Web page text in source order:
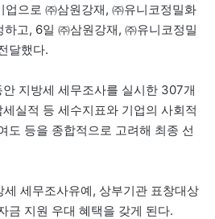
업으로 ㈜삼원강재, ㈜유니코정밀화
고, 6일 ㈜삼원강재, ㈜유니코정밀
달했다.
지방세 세무조사를 실시한 307개
실적 등 세수지표와 기업의 사회적
도 등을 종합적으로 고려해 최종 선
세무조사유예, 상부기관 표창대상
금 지원 우대 혜택을 갖게 된다.